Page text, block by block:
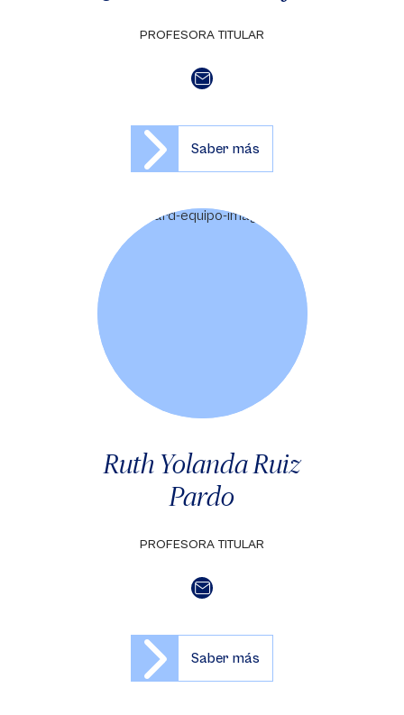
PROFESORA TITULAR
Saber más
Ruth Yolanda Ruiz
Pardo
PROFESORA TITULAR
Saber más